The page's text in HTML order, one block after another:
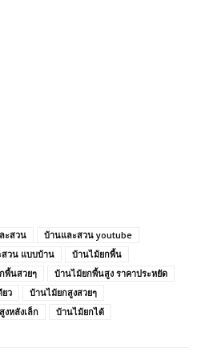
ะสวน
บ้านและสวน youtube
วน แบบบ้าน
บ้านไม้ยกพื้น
พื้นสวยๆ
บ้านไม้ยกพื้นสูง ราคาประหยัด
ว
บ้านไม้ยกสูงสวยๆ
งหลังเล็ก บ้านไม้ยกได้